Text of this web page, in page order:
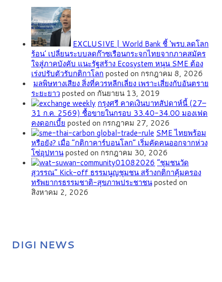
EXCLUSIVE | World Bank ชี้ ‘พรบ.ลดโลก
ร้อน’ เปลี่ยนระบบลดก๊าซเรือนกระจกไทยจากภาคสมัคร
ใจสู่ภาคบังคับ แนะรัฐสร้าง Ecosystem หนุน SME ต้อง
เร่งปรับตัวรับกติกาโลก posted on กรกฎาคม 8, 2026
มลพิษทางเสียง สิ่งที่ควรหลีกเลี่ยง เพราะเสี่ยงกับอันตราย
ระยะยาวposted on กันยายน 13, 2019
กรุงศรี คาดเงินบาทสัปดาห์นี้ (27–
31 ก.ค. 2569) ซื้อขายในกรอบ 33.40-34.00 มองเฟด
คงดอกเบี้ย posted on กรกฎาคม 27, 2026
SME ไทยพร้อม
หรือยัง? เมื่อ “กติกาคาร์บอนโลก” เริ่มคัดคนออกจากห่วง
โซ่อุปทานposted on กรกฎาคม 30, 2026
”ชุมชนวัด
สุวรรณ” Kick-off ธรรมนูญชุมชน สร้างกติกาคุ้มครอง
ทรัพยากรธรรมชาติ-สุขภาพประชาชนposted on
สิงหาคม 2, 2026
DIGI NEWS